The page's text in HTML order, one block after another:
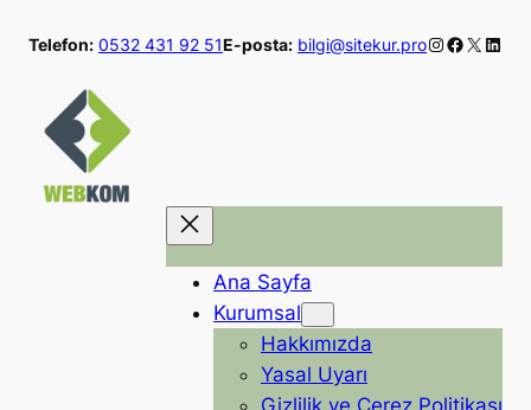
geç
Telefon: 0532 431 92 51E-posta: bilgi@sitekur.proInstagram
X
Ana Sayfa
Kurumsal
Hakkımızda
Yasal Uyarı
Gizlilik ve Çerez Politikası